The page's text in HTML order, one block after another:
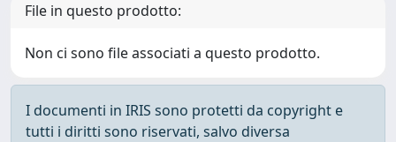
File in questo prodotto:
Non ci sono file associati a questo prodotto.
I documenti in IRIS sono protetti da copyright e
tutti i diritti sono riservati, salvo diversa